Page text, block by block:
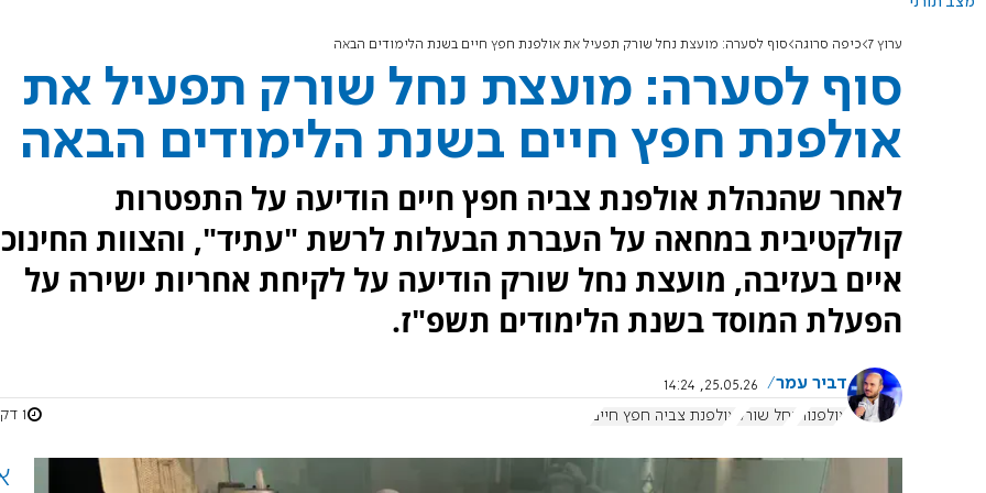
ערוץ 7 כיפה סרוגה סוף לסערה: מועצת נחל שורק תפעיל את אולפנת חפץ חיים בשנת הלימודים הבאה
סוף לסערה: מועצת נחל שורק תפעיל את
אולפנת חפץ חיים בשנת הלימודים הבאה
לאחר שהנהלת אולפנת צביה חפץ חיים הודיעה על התפטרות
קולקטיבית במחאה על העברת הבעלות לרשת "עתיד", והצוות
איים בעזיבה, מועצת נחל שורק הודיעה על לקיחת אחריות ישירה על
הפעלת המוסד בשנת הלימודים תשפ"ז.
דביר עמר
25.05.26, 14:24
אולפנות
נחל שורק אולפנת צביה חפץ חיים 1 דקות